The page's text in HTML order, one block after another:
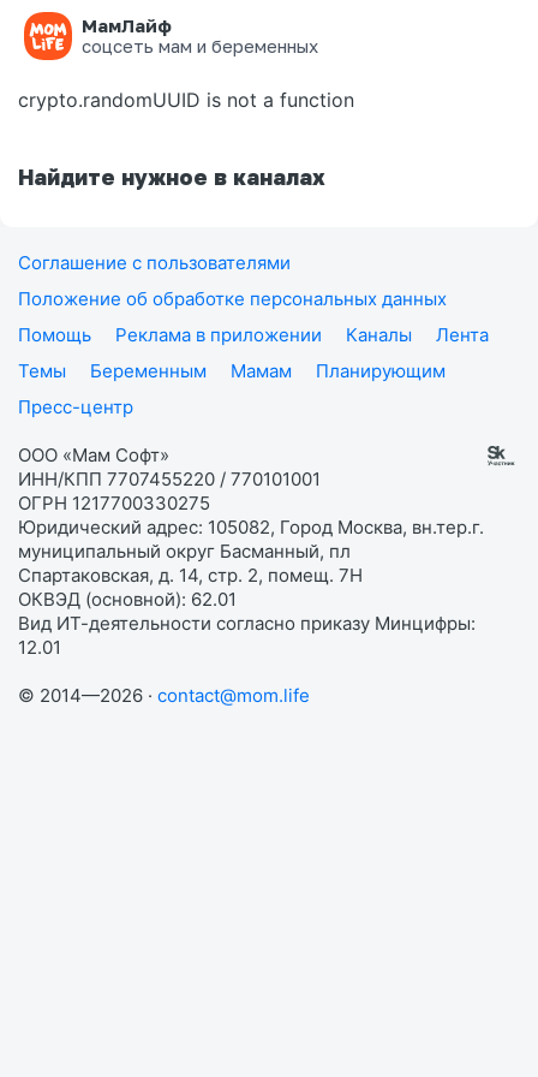
МамЛайф
соцсеть мам и беременных
Ошибка на странице
crypto.randomUUID is not a function
Найдите нужное в каналах
Соглашение с пользователями
Положение об обработке персональных данных
Помощь
Реклама в приложении Каналы
Лента
Темы
Беременным Мамам
Планирующим
Пресс-центр
ООО «Мам Софт»
ИНН/КПП 7707455220 / 770101001
ОГРН 1217700330275
Юридический адрес: 105082, Город Москва, вн.тер.г.
муниципальный округ Басманный, пл
Спартаковская, д. 14, стр. 2, помещ. 7Н
ОКВЭД (основной): 62.01
Вид ИТ-деятельности согласно приказу Минцифры:
12.01
© 2014—2026 · contact@mom.life